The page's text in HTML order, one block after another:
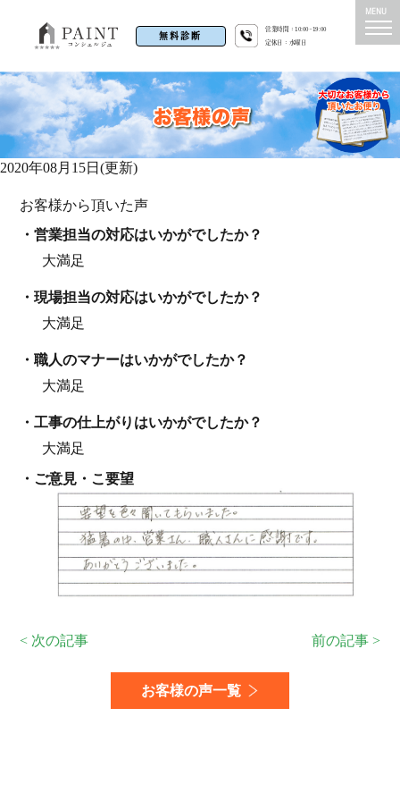
無料診断
営業時間：10:00~19:00
定休日：水曜日
2020年08月15日(更新)
お客様から頂いた声
・営業担当の対応はいかがでしたか？
大満足
・現場担当の対応はいかがでしたか？
大満足
・職⼈のマナーはいかがでしたか？
大満足
・⼯事の仕上がりはいかがでしたか？
大満足
・ご意見・こ要望
< 次の記事 前の記事 >
お客様の声一覧